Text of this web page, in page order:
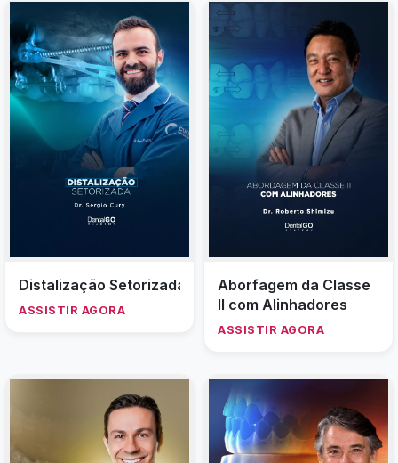
termoformada
Distalização Setorizada
ASSISTIR AGORA
Aborfagem da Classe
II com Alinhadores
ASSISTIR AGORA